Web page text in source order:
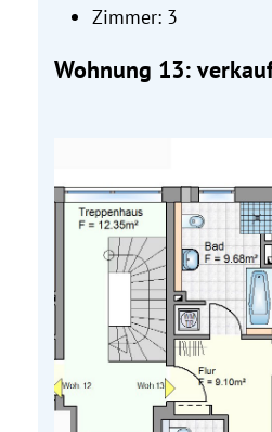
Zimmer: 3
Wohnung 13: